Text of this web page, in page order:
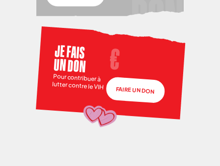
JE FAIS
UN DON
Pour contribuer à
lutter contre le VIH FAIRE UN DON